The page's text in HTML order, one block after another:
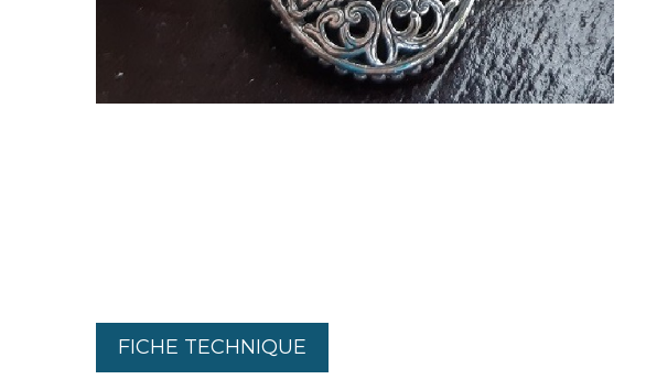
FICHE TECHNIQUE